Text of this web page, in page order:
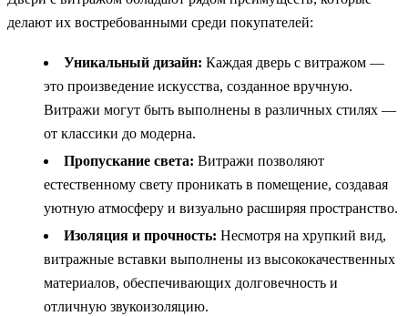
делают их востребованными среди покупателей:
Уникальный дизайн: Каждая дверь с витражом —
это произведение искусства, созданное вручную.
Витражи могут быть выполнены в различных стилях —
от классики до модерна.
Пропускание света: Витражи позволяют
естественному свету проникать в помещение, создавая
уютную атмосферу и визуально расширяя пространство.
Изоляция и прочность: Несмотря на хрупкий вид,
витражные вставки выполнены из высококачественных
материалов, обеспечивающих долговечность и
отличную звукоизоляцию.